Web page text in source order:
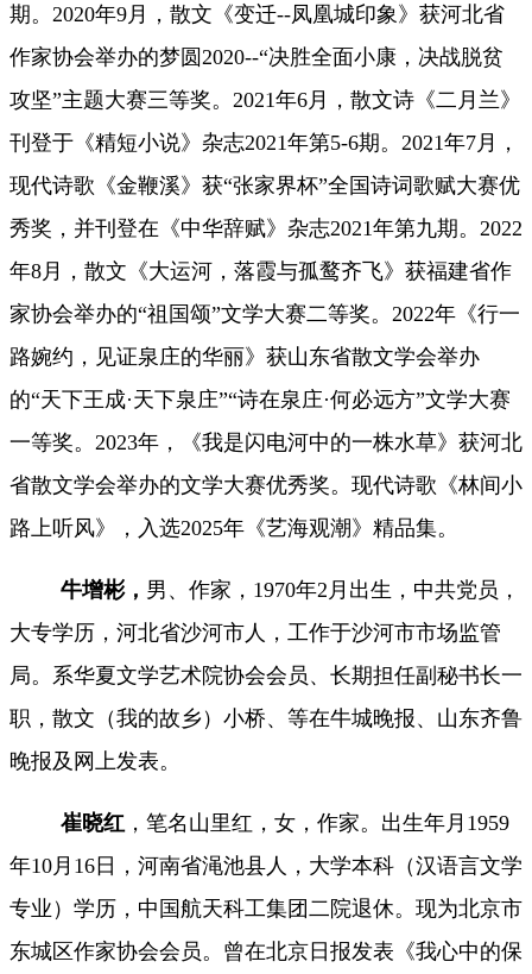
期。2020年9月，散文《变迁--凤凰城印象》获河北省
作家协会举办的梦圆2020--“决胜全面小康，决战脱贫
攻坚”主题大赛三等奖。2021年6月，散文诗《二月兰》
刊登于《精短小说》杂志2021年第5-6期。2021年7月，
现代诗歌《金鞭溪》获“张家界杯”全国诗词歌赋大赛优
秀奖，并刊登在《中华辞赋》杂志2021年第九期。2022
年8月，散文《大运河，落霞与孤鹜齐飞》获福建省作
家协会举办的“祖国颂”文学大赛二等奖。2022年《行一
路婉约，见证泉庄的华丽》获山东省散文学会举办
的“天下王成·天下泉庄”“诗在泉庄·何必远方”文学大赛
一等奖。2023年，《我是闪电河中的一株水草》获河北
省散文学会举办的文学大赛优秀奖。现代诗歌《林间小
路上听风》，入选2025年《艺海观潮》精品集。
牛增彬， 男、作家，1970年2月出生，中共党员，
大专学历，河北省沙河市人，工作于沙河市市场监管
局。系华夏文学艺术院协会会员、长期担任副秘书长一
职，散文（我的故乡）小桥、等在牛城晚报、山东齐鲁
晚报及网上发表。
崔晓红，笔名山里红，女，作家。 出生年月 1959
年10月16日，河南省渑池县 人，大学本科（汉语言文学
专业）学历，中国航天科工集团二院退休。现为北京市
东城区作家协会会员。曾在北京日报发表《我心中的保